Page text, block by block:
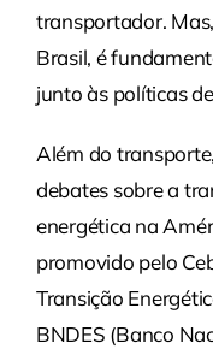
transportador.
Brasil, é
junto às políticas
Além do
debates sobre a
energética na
promovido pelo
Transição
BNDES (Banco